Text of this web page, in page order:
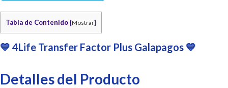
Tabla de Contenido [Mostrar]
💙 4Life Transfer Factor Plus Galapagos 💙
Detalles del Producto